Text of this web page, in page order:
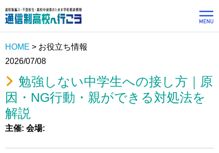
HOME > お役立ち情報
2026/07/08
勉強しない中学生への接し方｜原
因・NG行動・親ができる対処法を
解説
主催: 会場: